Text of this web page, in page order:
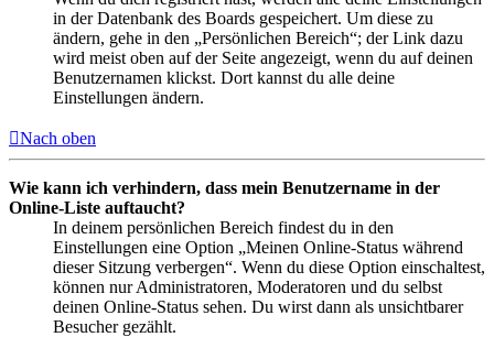
in der Datenbank des Boards gespeichert. Um diese zu
ändern, gehe in den „Persönlichen Bereich“; der Link dazu
wird meist oben auf der Seite angezeigt, wenn du auf deinen
Benutzernamen klickst. Dort kannst du alle deine
Einstellungen ändern.
Nach oben
Wie kann ich verhindern, dass mein Benutzername in der
Online-Liste auftaucht?
In deinem persönlichen Bereich findest du in den
Einstellungen eine Option „Meinen Online-Status während
dieser Sitzung verbergen“. Wenn du diese Option einschaltest,
können nur Administratoren, Moderatoren und du selbst
deinen Online-Status sehen. Du wirst dann als unsichtbarer
Besucher gezählt.